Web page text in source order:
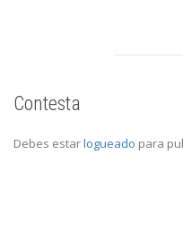
Contesta
Debes estarlogueado para